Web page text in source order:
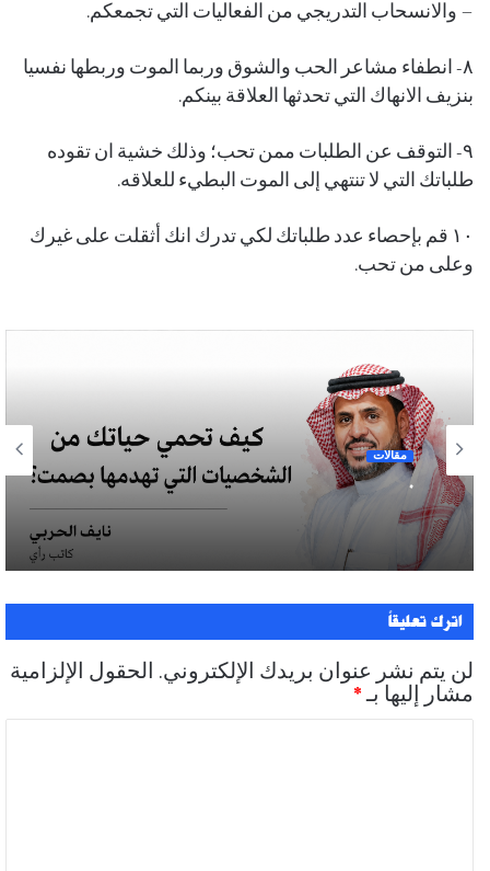
– ⁠والانسحاب التدريجي من الفعاليات التي تجمعكم.
٨- انطفاء مشاعر الحب والشوق وربما الموت وربطها نفسيا
بنزيف الانهاك التي تحدثها العلاقة بينكم.
٩- التوقف عن الطلبات ممن تحب؛ وذلك خشية ان تقوده
طلباتك التي لا تنتهي إلى الموت البطيء للعلاقه.
١٠ قم بإحصاء عدد طلباتك لكي تدرك انك أثقلت على غيرك
وعلى من تحب.
مقالات
.
اترك تعليقاً
لن يتم نشر عنوان بريدك الإلكتروني. الحقول الإلزامية
مشار إليها بـ*